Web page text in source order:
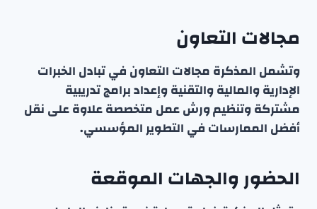
مجالات التعاون
وتشمل المذكرة مجالات التعاون في تبادل الخبرات
الإدارية والمالية والتقنية وإعداد برامج تدريبية
مشتركة وتنظيم ورش عمل متخصصة علاوة على نقل
أفضل الممارسات في التطوير المؤسسي.
الحضور والجهات الموقعة